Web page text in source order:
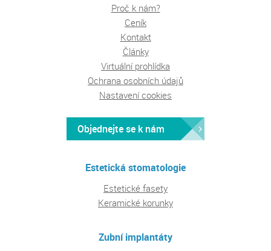
Proč k nám?
Ceník
Kontakt
Články
Virtuální prohlídka
Ochrana osobních údajů
Nastavení cookies
Objednejte se k nám
Estetická stomatologie
Estetické fasety
Keramické korunky
Zubní implantáty